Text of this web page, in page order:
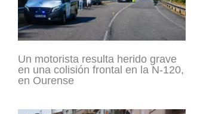
Un motorista resulta herido grave
en una colisión frontal en la N-120,
en Ourense